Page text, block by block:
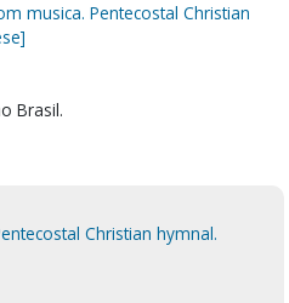
musica. Pentecostal Christian
Brasil.
Christian hymnal.